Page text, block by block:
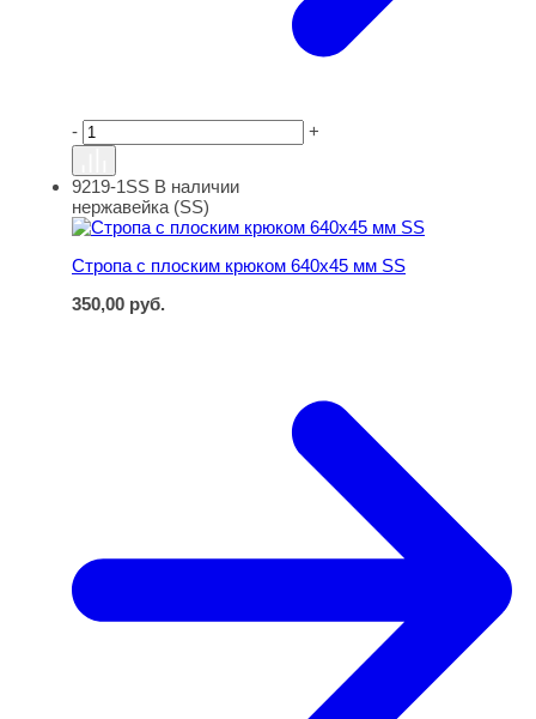
- +
Стропа с плоским крюком 640х45 мм SS
9219-1SS В наличии
нержавейка (SS)
Стропа с плоским крюком 640х45 мм SS
350,00 руб.